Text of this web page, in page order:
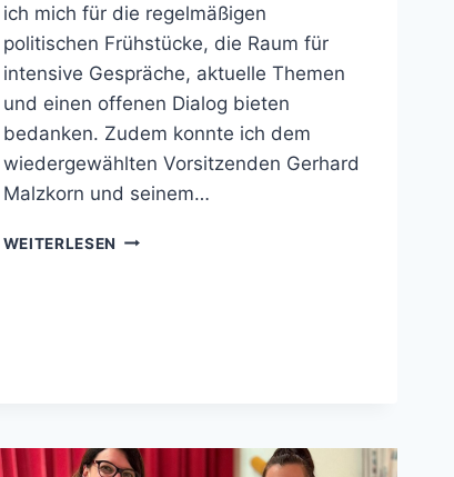
ich mich für die regelmäßigen
politischen Frühstücke, die Raum für
intensive Gespräche, aktuelle Themen
und einen offenen Dialog bieten
bedanken. Zudem konnte ich dem
wiedergewählten Vorsitzenden Gerhard
Malzkorn und seinem…
WEITERLESEN JAHRESHAUPTVERSAMMLUNG